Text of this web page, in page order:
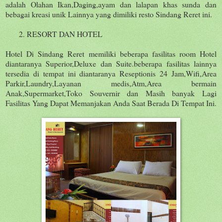
adalah Olahan Ikan,Daging,ayam dan lalapan khas sunda dan
bebagai kreasi unik Lainnya yang dimiliki resto Sindang Reret ini.
2. RESORT DAN HOTEL
Hotel Di Sindang Reret memiliki beberapa fasilitas room Hotel
diantaranya Superior,Deluxe dan Suite.beberapa fasilitas lainnya
tersedia di tempat ini diantaranya Reseptionis 24 Jam,Wifi,Area
Parkir,Laundry,Layanan medis,Atm,Area bermain
Anak,Supermarket,Toko Souvernir dan Masih banyak Lagi
Fasilitas Yang Dapat Memanjakan Anda Saat Berada Di Tempat Ini.